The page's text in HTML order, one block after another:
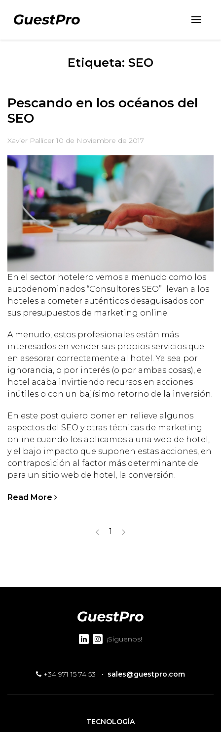
Etiqueta: SEO
Pescando en los océanos del
SEO
Xavier Pallicer 10 de Noviembre de 2017
En el sector hotelero vemos a menudo como los
autodenominados “Consultores SEO” llevan a los
hoteles a cometer auténticos desaguisados con
sus presupuestos de marketing online.
A menudo, estos profesionales están más
interesados en vender sus propios servicios que
en asesorar correctamente al hotel. Ya sea por
ignorancia, o por interés (o por ambas cosas), el
hotel acaba invirtiendo recursos en acciones
inútiles o con un bajísimo retorno de la inversión.
En este post quiero poner en relieve algunos
aspectos del SEO y otras técnicas de marketing
online cuando los aplicamos a una web de hotel,
y el bajo impacto que suponen estas acciones, en
contraposición al factor más determinante de
para un sitio web de hotel, la conversión.
Read More
1
¡Síguenos!
+34 971 15 74 53 · sales@guestpro.com
TECNOLOGÍA